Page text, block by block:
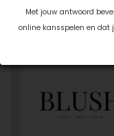
Met jouw antwoord
online kansspelen en dat
Specialisten in